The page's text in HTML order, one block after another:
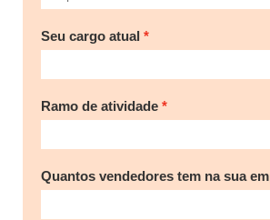
Seu cargo atual
Ramo de atividade
Quantos vendedores tem na sua